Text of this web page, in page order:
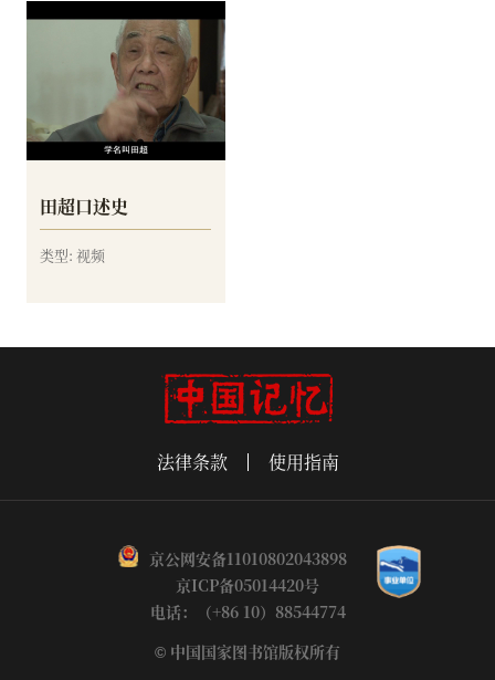
田超口述史
类型: 视频
法律条款 使用指南
京公网安备11010802043898
京ICP备05014420号
电话：（+86 10）88544774
© 中国国家图书馆版权所有